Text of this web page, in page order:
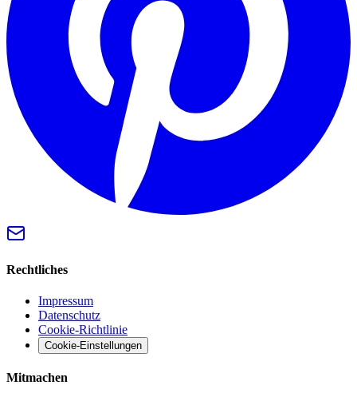
Rechtliches
Impressum
Datenschutz
Cookie-Richtlinie
Cookie-Einstellungen
Mitmachen